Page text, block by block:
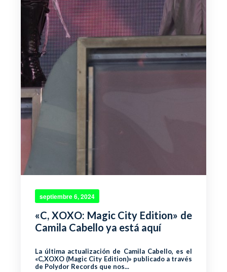
septiembre 6, 2024
«C, XOXO: Magic City Edition» de
Camila Cabello ya está aquí
La última actualización de Camila Cabello, es el
«C,XOXO (Magic City Edition)» publicado a través
de Polydor Records que nos...